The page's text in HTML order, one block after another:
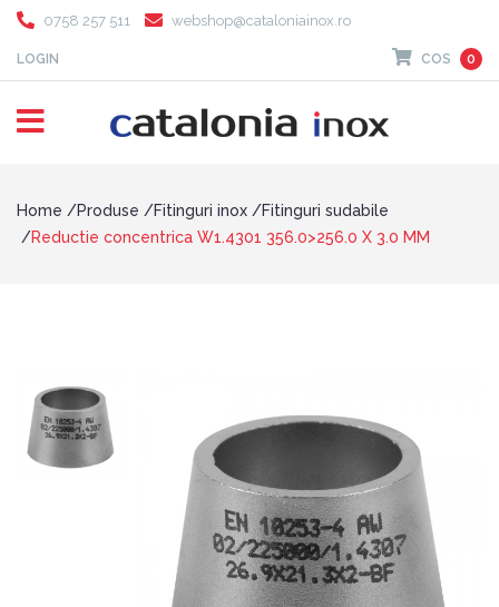
0758 257 511 webshop@cataloniainox.ro
LOGIN COS 0
Home Produse Fitinguri inox
Fitinguri sudabile
Reductie concentrica W1.4301 356.0>256.0 X 3.0 MM